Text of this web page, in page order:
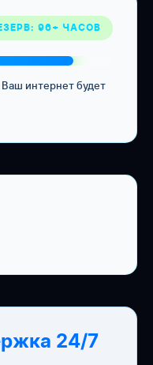
96+ ЧАСОВ
интернет будет
24/7